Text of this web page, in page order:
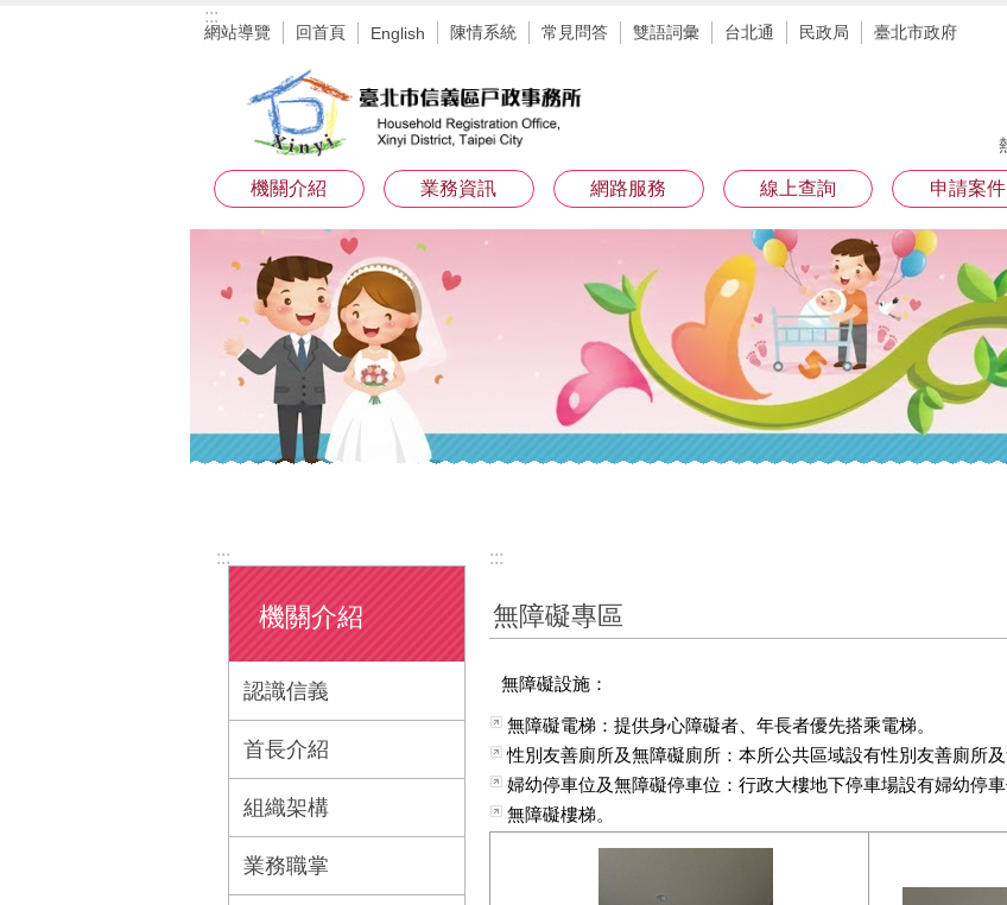
:::
網站導覽 回首頁 English 陳情系統 常見問答 雙語詞彙 台北通 民政局 臺北市政府
機關介紹 業務資訊 網路服務 線上查詢 申請案件
:::
機關介紹
認識信義
首長介紹
組織架構
業務職掌
:::
無障礙專區
無障礙設施：
無障礙電梯：提供身心障礙者、年長者優先搭乘電梯。
性別友善廁所及無障礙廁所：本所公共區域設有性別友善廁所及
婦幼停車位及無障礙停車位：行政大樓地下停車場設有婦幼停車
無障礙樓梯。